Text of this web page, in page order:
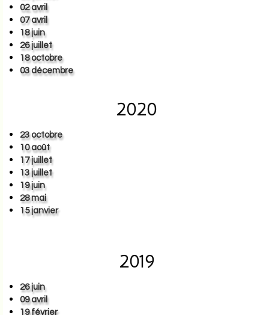
02 avril
07 avril
18 juin
26 juillet
18 octobre
03 décembre
2020
23 octobre
10 août
17 juillet
13 juillet
19 juin
28 mai
15 janvier
2019
26 juin
09 avril
19 février